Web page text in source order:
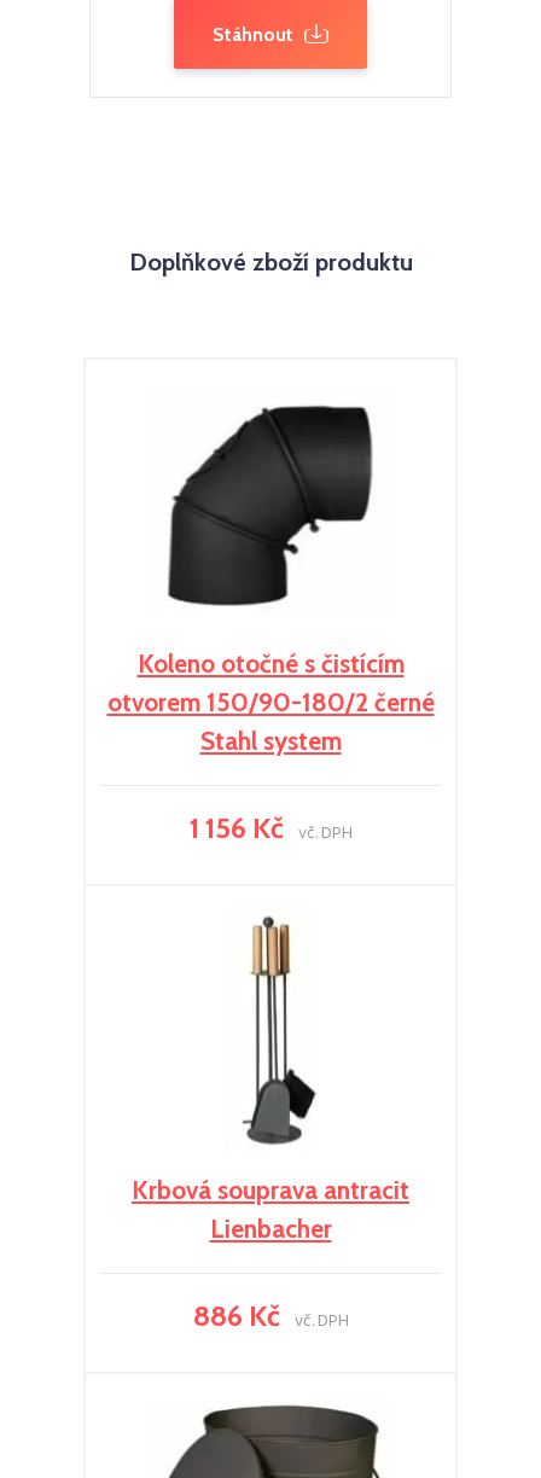
Stáhnout
Doplňkové zboží produktu
Koleno otočné s čistícím
otvorem 150/90-180/2 černé
Stahl system
1 156 Kč vč. DPH
Krbová souprava antracit
Lienbacher
886 Kč vč. DPH